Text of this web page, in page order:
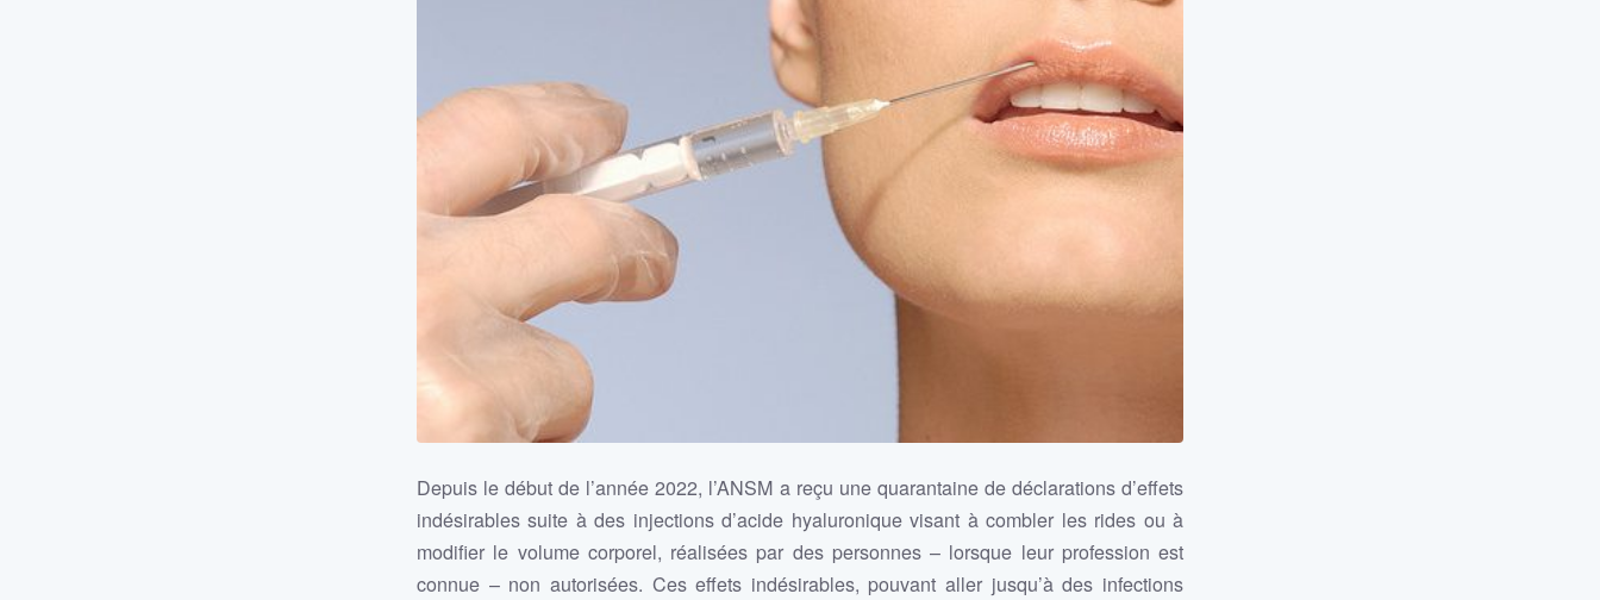
Depuis le début de l’année 2022, l’ANSM a reçu une quarantaine de déclarations d’effets
indésirables suite à des injections d’acide hyaluronique visant à combler les rides ou à
modifier le volume corporel, réalisées par des personnes – lorsque leur profession est
connue – non autorisées. Ces effets indésirables, pouvant aller jusqu’à des infections